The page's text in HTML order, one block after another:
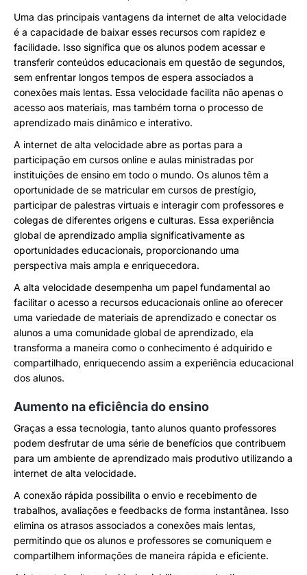
Uma das principais vantagens da internet de alta velocidade
é a capacidade de baixar esses recursos com rapidez e
facilidade. Isso significa que os alunos podem acessar e
transferir conteúdos educacionais em questão de segundos,
sem enfrentar longos tempos de espera associados a
conexões mais lentas. Essa velocidade facilita não apenas o
acesso aos materiais, mas também torna o processo de
aprendizado mais dinâmico e interativo.
A internet de alta velocidade abre as portas para a
participação em cursos online e aulas ministradas por
instituições de ensino em todo o mundo. Os alunos têm a
oportunidade de se matricular em cursos de prestígio,
participar de palestras virtuais e interagir com professores e
colegas de diferentes origens e culturas. Essa experiência
global de aprendizado amplia significativamente as
oportunidades educacionais, proporcionando uma
perspectiva mais ampla e enriquecedora.
A alta velocidade desempenha um papel fundamental ao
facilitar o acesso a recursos educacionais online ao oferecer
uma variedade de materiais de aprendizado e conectar os
alunos a uma comunidade global de aprendizado, ela
transforma a maneira como o conhecimento é adquirido e
compartilhado, enriquecendo assim a experiência educacional
dos alunos.
Aumento na eficiência do ensino
Graças a essa tecnologia, tanto alunos quanto professores
podem desfrutar de uma série de benefícios que contribuem
para um ambiente de aprendizado mais produtivo utilizando a
internet de alta velocidade.
A conexão rápida possibilita o envio e recebimento de
trabalhos, avaliações e feedbacks de forma instantânea. Isso
elimina os atrasos associados a conexões mais lentas,
permitindo que os alunos e professores se comuniquem e
compartilhem informações de maneira rápida e eficiente.